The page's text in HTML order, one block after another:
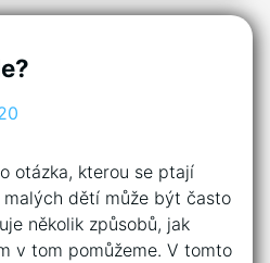
otázka, kterou se ptají
malých dětí může být často
několik způsobů, jak
v tom pomůžeme. V tomto